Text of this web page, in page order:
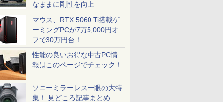
なままに剛性を向上
マウス、RTX 5060 Ti搭載ゲ
ーミングPCが7万5,000円オ
フで30万円台！
性能の良いお得な中古PC情
報はこのページでチェック！
ソニーミラーレス一眼の大特
集！ 見どころ記事まとめ